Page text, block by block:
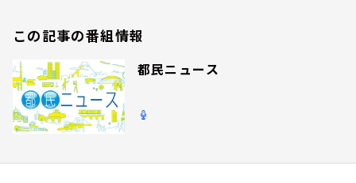
この記事の番組情報
都民ニュース